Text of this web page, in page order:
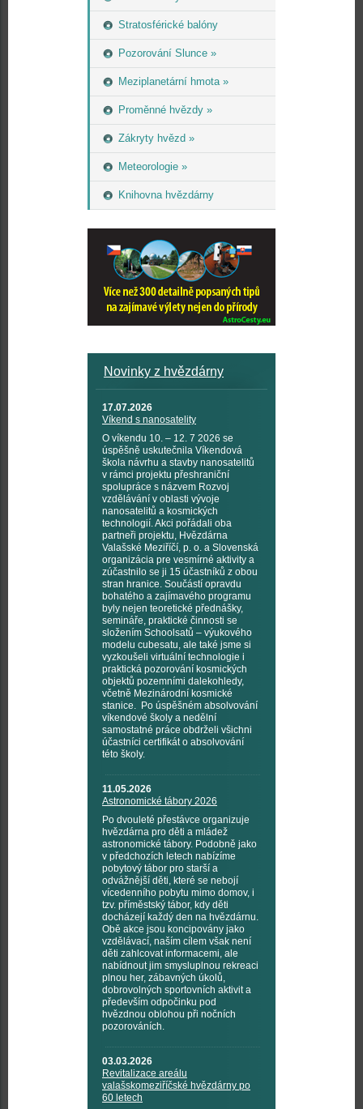
Stratosférické balóny
Pozorování Slunce »
Meziplanetární hmota »
Proměnné hvězdy »
Zákryty hvězd »
Meteorologie »
Knihovna hvězdárny
Novinky z hvězdárny
17.07.2026
Víkend s nanosatelity
O víkendu 10. – 12. 7 2026 se
úspěšně uskutečnila Víkendová
škola návrhu a stavby nanosatelitů
v rámci projektu přeshraniční
spolupráce s názvem Rozvoj
vzdělávání v oblasti vývoje
nanosatelitů a kosmických
technologií. Akci pořádali oba
partneři projektu, Hvězdárna
Valašské Meziříčí, p. o. a Slovenská
organizácia pre vesmírné aktivity a
zúčastnilo se ji 15 účastníků z obou
stran hranice. Součástí opravdu
bohatého a zajímavého programu
byly nejen teoretické přednášky,
semináře, praktické činnosti se
složením Schoolsatů – výukového
modelu cubesatu, ale také jsme si
vyzkoušeli virtuální technologie i
praktická pozorování kosmických
objektů pozemními dalekohledy,
včetně Mezinárodní kosmické
stanice. Po úspěšném absolvování
víkendové školy a nedělní
samostatné práce obdrželi všichni
účastníci certifikát o absolvování
této školy.
11.05.2026
Astronomické tábory 2026
Po dvouleté přestávce organizuje
hvězdárna pro děti a mládež
astronomické tábory. Podobně jako
v předchozích letech nabízíme
pobytový tábor pro starší a
odvážnější děti, které se nebojí
vícedenního pobytu mimo domov, i
tzv. příměstský tábor, kdy děti
docházejí každý den na hvězdárnu.
Obě akce jsou koncipovány jako
vzdělávací, naším cílem však není
děti zahlcovat informacemi, ale
nabídnout jim smysluplnou rekreaci
plnou her, zábavných úkolů,
dobrovolných sportovních aktivit a
především odpočinku pod
hvězdnou oblohou při nočních
pozorováních.
03.03.2026
Revitalizace areálu
valašskomeziříčské hvězdárny po
60 letech